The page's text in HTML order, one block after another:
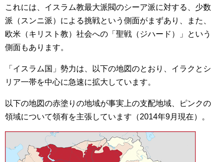
これには、イスラム教最大派閥のシーア派に対する、少数
派（スンニ派）による挑戦という側面がまずあり、また、
欧米（キリスト教）社会への「聖戦（ジハード）」という
側面もあります。
「イスラム国」勢力は、以下の地図のとおり、イラクとシ
リア一帯を中心に急速に拡大しています。
以下の地図の赤塗りの地域が事実上の支配地域、ピンクの
領域について領有を主張しています（2014年9月現在）。